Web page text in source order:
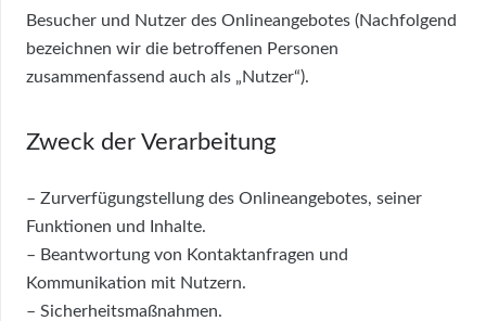
Besucher und Nutzer des Onlineangebotes (Nachfolgend
bezeichnen wir die betroffenen Personen
zusammenfassend auch als „Nutzer“).
Zweck der Verarbeitung
– Zurverfügungstellung des Onlineangebotes, seiner
Funktionen und Inhalte.
– Beantwortung von Kontaktanfragen und
Kommunikation mit Nutzern.
– Sicherheitsmaßnahmen.